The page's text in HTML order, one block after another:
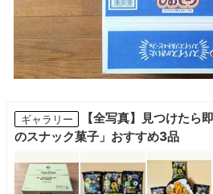
ギャラリー
【全写真】見つけたら
のスナック菓子」おすすめ3品